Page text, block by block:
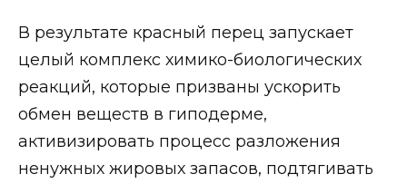
В результате красный перец запускает
целый комплекс химико-биологических
реакций, которые призваны ускорить
обмен веществ в гиподерме,
активизировать процесс разложения
ненужных жировых запасов, подтягивать